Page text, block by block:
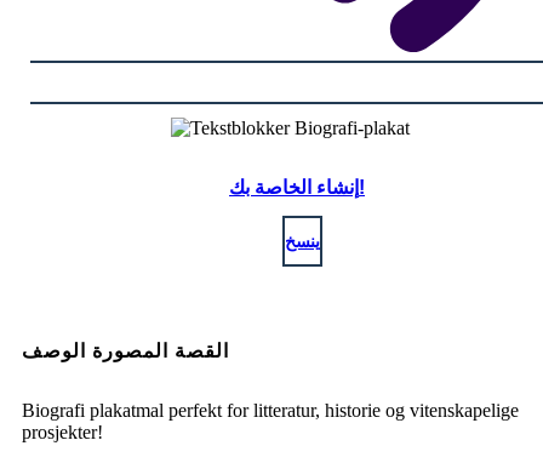
إنشاء الخاصة بك!
ينسخ
القصة المصورة الوصف
Biografi plakatmal perfekt for litteratur, historie og vitenskapelige
prosjekter!